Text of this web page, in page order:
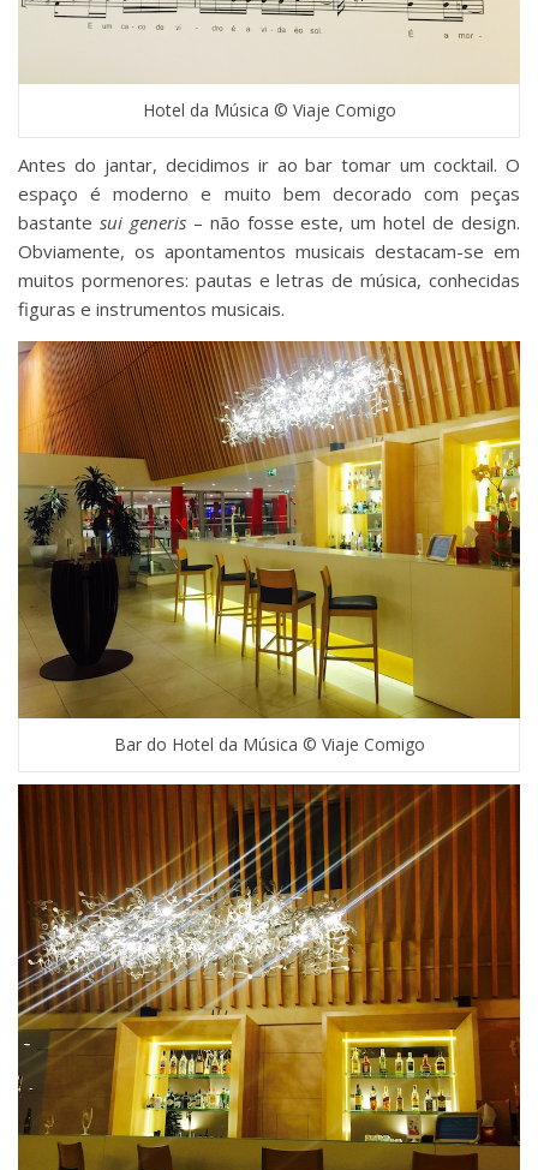
Hotel da Música © Viaje Comigo
Antes do jantar, decidimos ir ao bar tomar um cocktail. O
espaço é moderno e muito bem decorado com peças
bastante sui generis– não fosse este, um hotel de design.
Obviamente, os apontamentos musicais destacam-se em
muitos pormenores: pautas e letras de música, conhecidas
figuras e instrumentos musicais.
Bar do Hotel da Música © Viaje Comigo